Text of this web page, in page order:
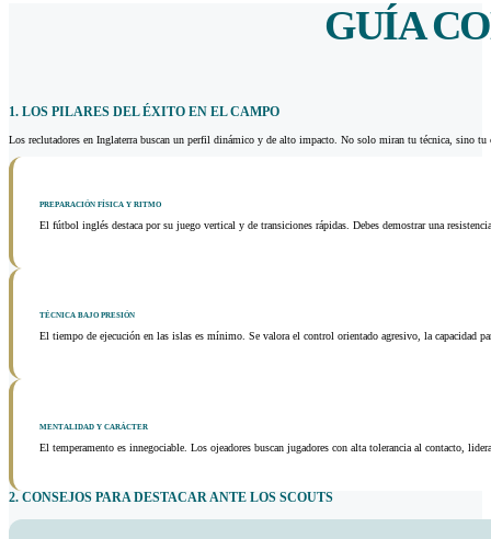
GUÍA
1. LOS PILARES DEL ÉXITO EN EL CAMPO
Los reclutadores en Inglaterra buscan un perfil dinámico y de alto impacto. No solo miran tu técnica, sino tu
PREPARACIÓN FÍSICA Y RITMO
El fútbol inglés destaca por su juego vertical y de transiciones rápidas. Debes demostrar una
TÉCNICA BAJO PRESIÓN
El tiempo de ejecución en las islas es mínimo. Se valora el control orientado agresivo, la capacidad
MENTALIDAD Y CARÁCTER
El temperamento es innegociable. Los ojeadores buscan jugadores con alta tolerancia al contacto,
2. CONSEJOS PARA DESTACAR ANTE LOS SCOUTS